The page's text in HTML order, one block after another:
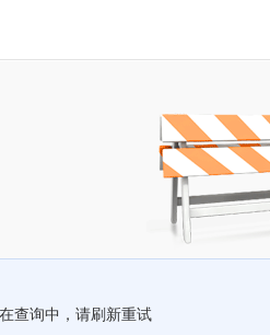
查询中，请刷新重试